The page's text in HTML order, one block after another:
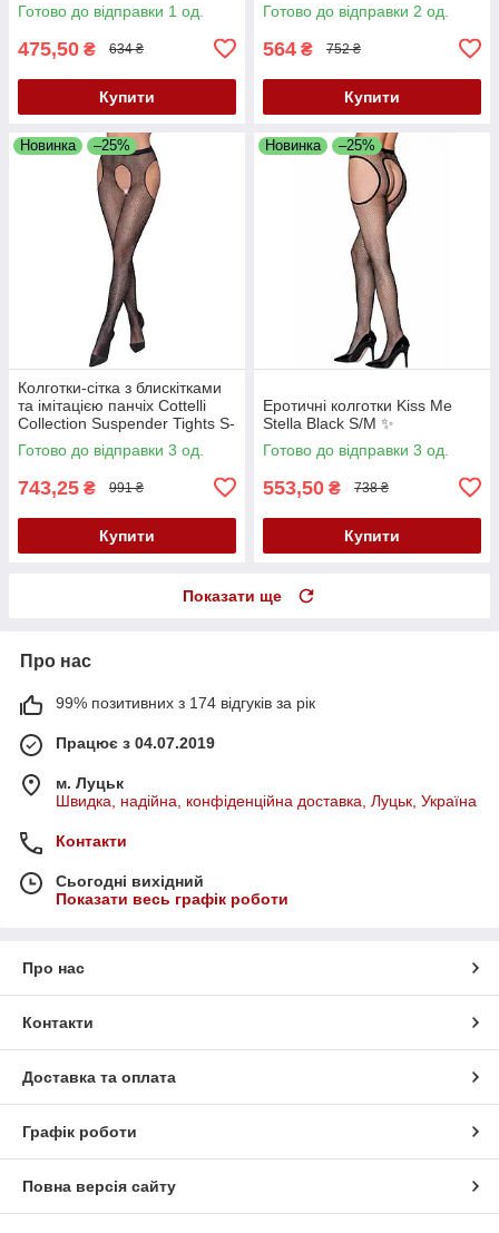
Готово до відправки 1 од.
475,50 ₴ 634 ₴
Купити
Готово до відправки 2 од.
564 ₴ 752 ₴
Купити
Новинка –25%
Колготки-сітка з блискітками
та імітацією панчіх Cottelli
Collection Suspender Tights S-
L ✨
Готово до відправки 3 од.
743,25 ₴ 991 ₴
Купити
Новинка –25%
Еротичні колготки Kiss Me
Stella Black S/M ✨
Готово до відправки 3 од.
553,50 ₴ 738 ₴
Купити
Показати ще
Про нас
99% позитивних з 174 відгуків за рік
Працює з 04.07.2019
м. Луцьк
Швидка, надійна, конфіденційна доставка, Луцьк, Україна
Контакти
Сьогодні вихідний
Показати весь графік роботи
Про нас
Контакти
Доставка та оплата
Графік роботи
Повна версія сайту